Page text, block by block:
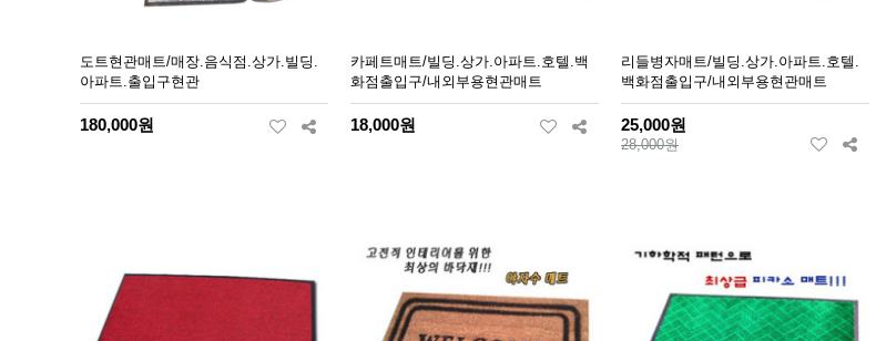
도트현관매트/매장.음식점.상가.빌딩.
아파트.출입구현관
180,000원
카페트매트/빌딩.상가.아파트.호텔.백
화점출입구/내외부용현관매트
18,000원
리들병자매트/빌딩.상가.아파트.호텔.
백화점출입구/내외부용현관매트
25,000원
28,000원